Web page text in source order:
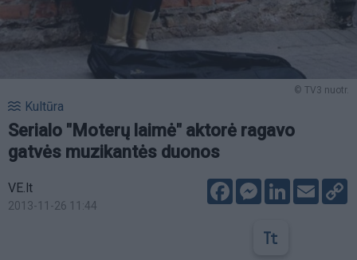
© TV3 nuotr.
Kultūra
Serialo "Moterų laimė" aktorė ragavo
gatvės muzikantės duonos
VE.lt
2013-11-26 11:44
FacebookMessenger
LinkedIn
Email